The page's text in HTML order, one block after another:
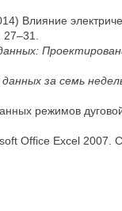
Влияние
, 27–31.
за семь
режимов
Office Excel 2007.